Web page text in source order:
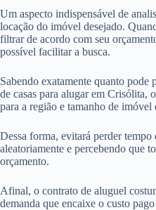
Um aspecto indispensável de
locação do imóvel desejado.
filtrar de acordo com seu
possível facilitar a busca.
Sabendo exatamente quanto pode
de casas para alugar em Crisólita,
para a região e tamanho de imóvel
Dessa forma, evitará perder
aleatoriamente e percebendo que
orçamento.
Afinal, o contrato de aluguel
demanda que encaixe o custo